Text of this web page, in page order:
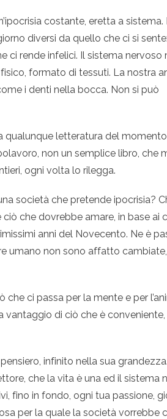
costante, eretta a sistema.
diversi da quello che ci si
ci rende infelici. Il sistema nervoso
fisico, formato di tessuti. La nostra
i denti nella bocca. Non si può
qualunque letteratura del
non un semplice libro, che
ogni volta lo rilegga.
società che pretende ipocrisia?
che dovrebbe amare, in base ai
anni del Novecento. Ne è
umano non sono affatto
che ci passa per la mente e per
di ciò che è
infinito nella sua
che la vita è una ed il sistema
fino in fondo, ogni tua passione,
per la quale la società vorrebbe